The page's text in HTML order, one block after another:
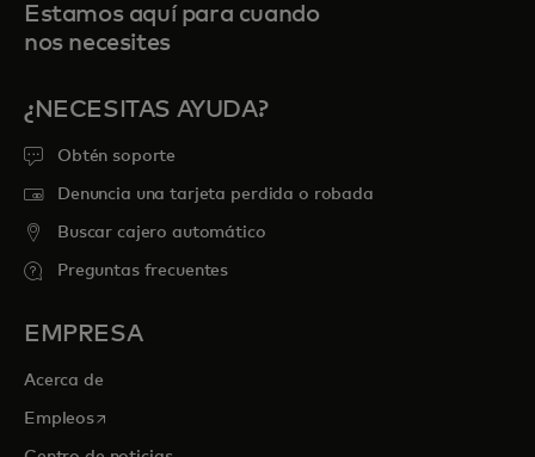
Estamos aquí para cuando
nos necesites
¿NECESITAS AYUDA?
Obtén soporte
Denuncia una tarjeta perdida o robada
Buscar cajero automático
Preguntas frecuentes
EMPRESA
Acerca de
Empleosse abre en una pestaña nueva